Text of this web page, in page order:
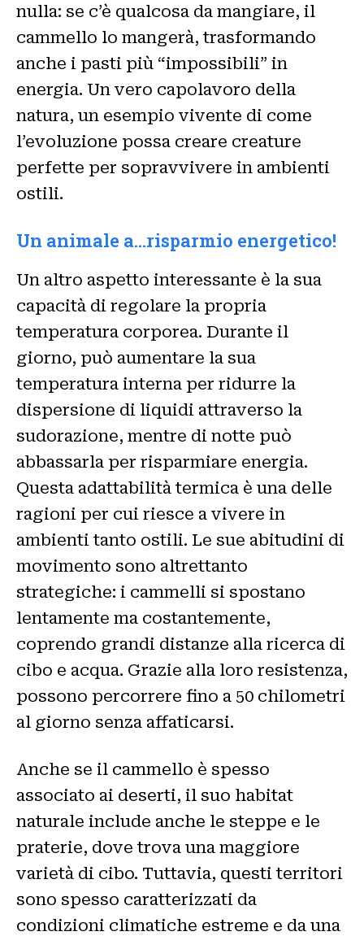
nulla: se c’è qualcosa da mangiare, il
cammello lo mangerà, trasformando
anche i pasti più “impossibili” in
energia. Un vero capolavoro della
natura, un esempio vivente di come
l’evoluzione possa creare creature
perfette per sopravvivere in ambienti
ostili.
Un animale a…risparmio energetico!
Un altro aspetto interessante è la sua
capacità di regolare la propria
temperatura corporea. Durante il
giorno, può aumentare la sua
temperatura interna per ridurre la
dispersione di liquidi attraverso la
sudorazione, mentre di notte può
abbassarla per risparmiare energia.
Questa adattabilità termica è una delle
ragioni per cui riesce a vivere in
ambienti tanto ostili. Le sue abitudini di
movimento sono altrettanto
strategiche: i cammelli si spostano
lentamente ma costantemente,
coprendo grandi distanze alla ricerca di
cibo e acqua. Grazie alla loro resistenza,
possono percorrere fino a 50 chilometri
al giorno senza affaticarsi.
Anche se il cammello è spesso
associato ai deserti, il suo habitat
naturale include anche le steppe e le
praterie, dove trova una maggiore
varietà di cibo. Tuttavia, questi territori
sono spesso caratterizzati da
condizioni climatiche estreme e da una